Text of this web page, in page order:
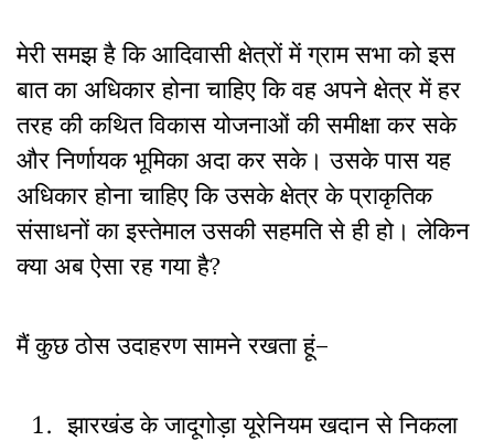
मेरी समझ है कि आदिवासी क्षेत्रों में ग्राम सभा को इस
बात का अधिकार होना चाहिए कि वह अपने क्षेत्र में हर
तरह की कथित विकास योजनाओं की समीक्षा कर सके
और निर्णायक भूमिका अदा कर सके। उसके पास यह
अधिकार होना चाहिए कि उसके क्षेत्र के प्राकृतिक
संसाधनों का इस्तेमाल उसकी सहमति से ही हो। लेकिन
क्या अब ऐसा रह गया है?
मैं कुछ ठोस उदाहरण सामने रखता हूं–
झारखंड के जादूगोड़ा यूरेनियम खदान से निकला